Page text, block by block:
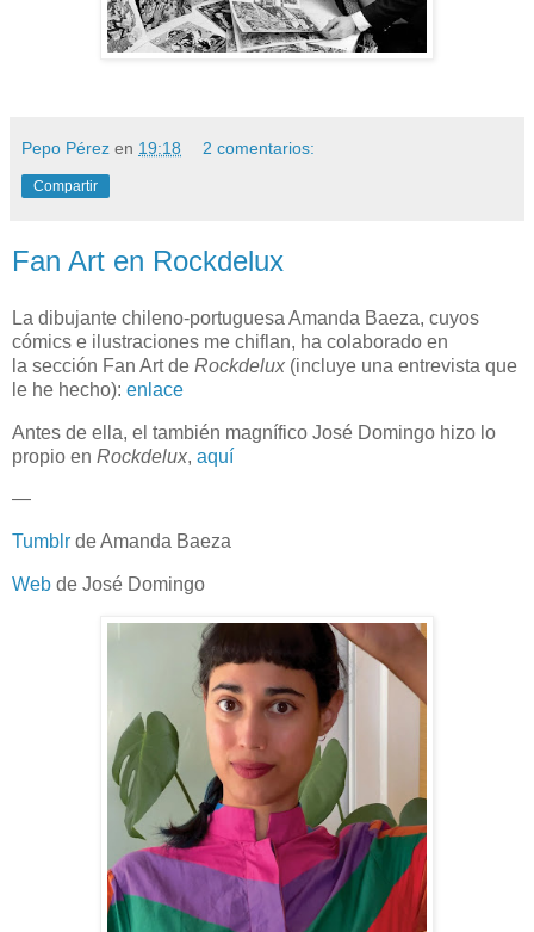
Pepo Pérez en 19:18 2 comentarios:
Compartir
Fan Art en Rockdelux
La dibujante chileno-portuguesa Amanda Baeza, cuyos
cómics e ilustraciones me chiflan, ha colaborado en
la sección Fan Art de Rockdelux (incluye una entrevista que
le he hecho): enlace
Antes de ella, el también magnífico José Domingo hizo lo
propio en Rockdelux, aquí
—
Tumblr de Amanda Baeza
Web de José Domingo